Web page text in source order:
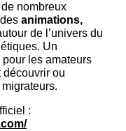
nombreux
desanimations,
de l’univers du
Un
les amateurs
découvrir ou
: